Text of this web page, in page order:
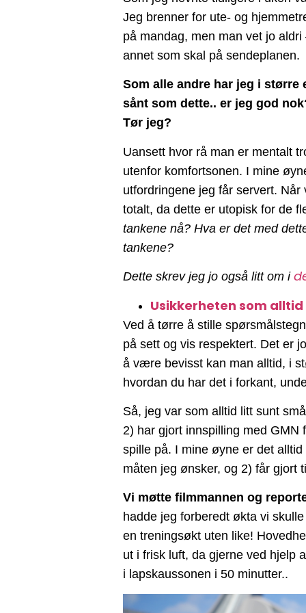
Jeg brenner for ute- og
på mandag, men man vet jo
annet som skal på sendeplanen.
Som alle andre har jeg i
sånt som dette.. er jeg god
Tør jeg?
Uansett hvor rå man er mentalt
utenfor komfortsonen. I mine
utfordringene jeg får servert.
totalt, da dette er utopisk for de
tankene nå? Hva er det med
tankene?
Dette skrev jeg jo også litt om i
Usikkerheten som
Ved å tørre å stille
på sett og vis respektert. Det er
å være bevisst kan man alltid, i
hvordan du har det i forkant,
Så, jeg var som alltid litt sunt
2) har gjort innspilling med GMN
spille på. I mine øyne er det
måten jeg ønsker, og 2) får gjort
Vi møtte filmmannen og
hadde jeg forberedt økta vi
en treningsøkt uten like!
ut i frisk luft, da gjerne ved hjelp
i lapskaussonen i 50 minutter..